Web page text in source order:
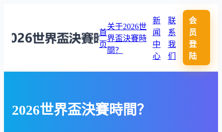
首
页
关于2026世
界盃決賽時
間？
新
闻
中
心
联
系
我
们
会
员
登
陆
2026世界盃決賽時間？